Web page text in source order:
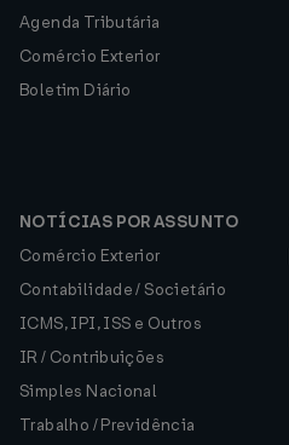
Agenda Tributária
Comércio Exterior
Boletim Diário
NOTÍCIAS POR ASSUNTO
Comércio Exterior
Contabilidade / Societário
ICMS, IPI, ISS e Outros
IR / Contribuições
Simples Nacional
Trabalho / Previdência